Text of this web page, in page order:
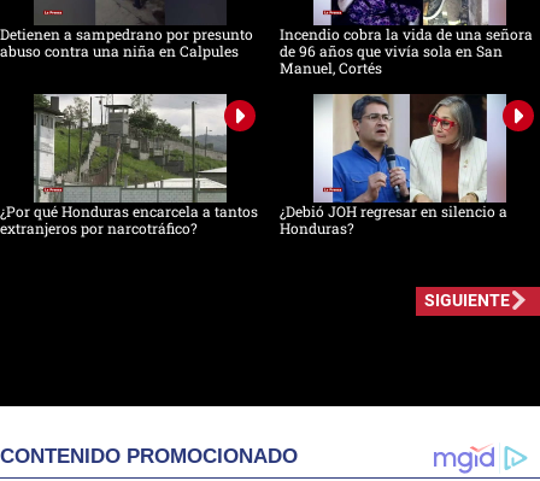
Detienen a sampedrano por presunto
abuso contra una niña en Calpules
Incendio cobra la vida de una señora
de 96 años que vivía sola en San
Manuel, Cortés
¿Por qué Honduras encarcela a tantos
extranjeros por narcotráfico?
¿Debió JOH regresar en silencio a
Honduras?
SIGUIENTE
CONTENIDO PROMOCIONADO